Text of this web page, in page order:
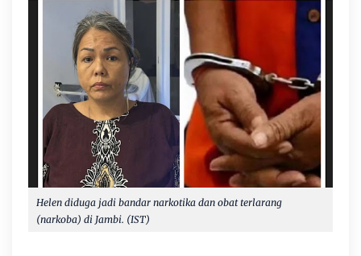
Helen diduga jadi bandar narkotika dan obat terlarang
(narkoba) di Jambi. (IST)